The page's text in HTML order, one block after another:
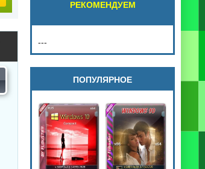
РЕКОМЕНДУЕМ
---
ПОПУЛЯРНОЕ